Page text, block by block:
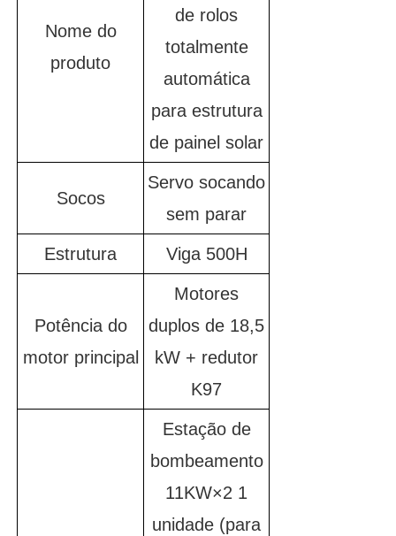
Nome do
produto
de rolos
totalmente
automática
para estrutura
de painel solar
Socos
Servo socando
sem parar
Estrutura Viga 500H
Potência do
motor principal
Motores
duplos de 18,5
kW + redutor
K97
Estação de
bombeamento
11KW×2 1
unidade (para